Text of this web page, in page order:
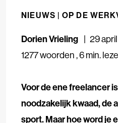
NIEUWS | OP DE
Dorien Vrieling
29
1277 woorden,6 min.
Voor de ene freelancer
noodzakelijk kwaad, de
sport. Maar hoe word je